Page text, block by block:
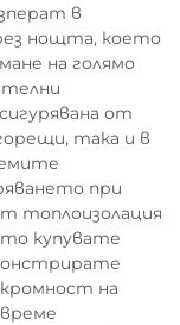
в
нощта, което
на голямо
от
така и в
при
топлоизолация
купувате
на